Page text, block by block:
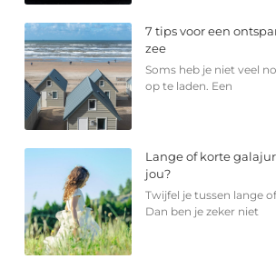
7 tips voor een
zee
Soms heb je niet veel
op te laden. Een
Lange of korte
jou?
Twijfel je tussen lange
Dan ben je zeker niet